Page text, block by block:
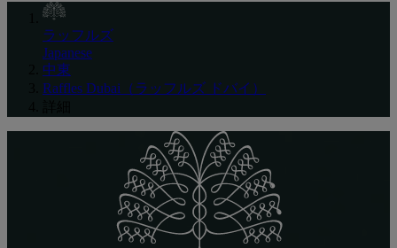
ラッフルズ
Japanese
中東
Raffles Dubai（ラッフルズ ドバイ）